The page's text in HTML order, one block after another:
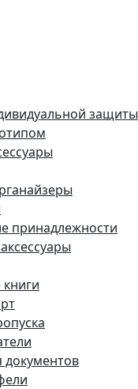
защиты
принадлежности